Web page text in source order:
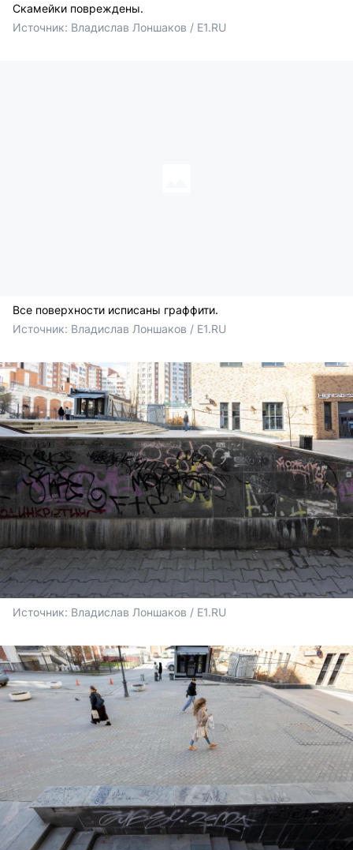
Скамейки повреждены.
Источник: Владислав Лоншаков / E1.RU
Все поверхности исписаны граффити.
Источник: Владислав Лоншаков / E1.RU
Источник: Владислав Лоншаков / E1.RU